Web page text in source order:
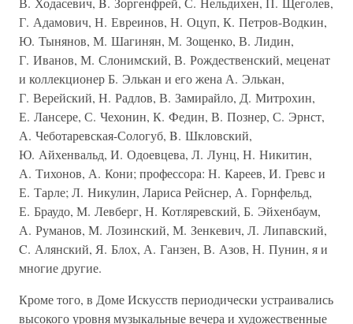
Г. Адамович, Н. Евреинов, Н. Оцуп, К. Петров-Водкин,
Ю. Тынянов, М. Шагинян, М. Зощенко, В. Лидин,
Г. Иванов, М. Слонимский, В. Рождественский, меценат
и коллекционер Б. Элькан и его жена А. Элькан,
Г. Верейский, Н. Радлов, В. Замирайло, Д. Митрохин,
Е. Лансере, С. Чехонин, К. Федин, В. Познер, С. Эрнст,
А. Чеботаревская-Сологуб, B. Шкловский,
Ю. Айхенвальд, И. Одоевцева, Л. Лунц, Н. Никитин,
А. Тихонов, А. Кони; профессора: Н. Кареев, И. Гревс и
Е. Тарле; Л. Никулин, Лариса Рейснер, А. Горнфельд,
Е. Браудо, М. Левберг, Н. Котляревский, Б. Эйхенбаум,
А. Руманов, М. Лозинский, М. Зенкевич, Л. Липавский,
C. Алянский, Я. Блох, А. Ганзен, В. Азов, Н. Пунин, я и
многие другие.
Кроме того, в Доме Искусств периодически устраивались
высокого уровня музыкальные вечера и художественные